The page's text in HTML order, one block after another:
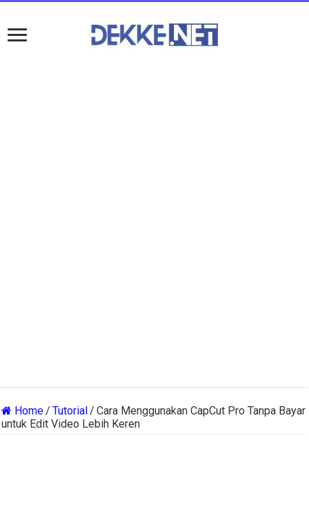
Home/ Tutorial/ Cara Menggunakan CapCut Pro Tanpa Bayar
untuk Edit Video Lebih Keren